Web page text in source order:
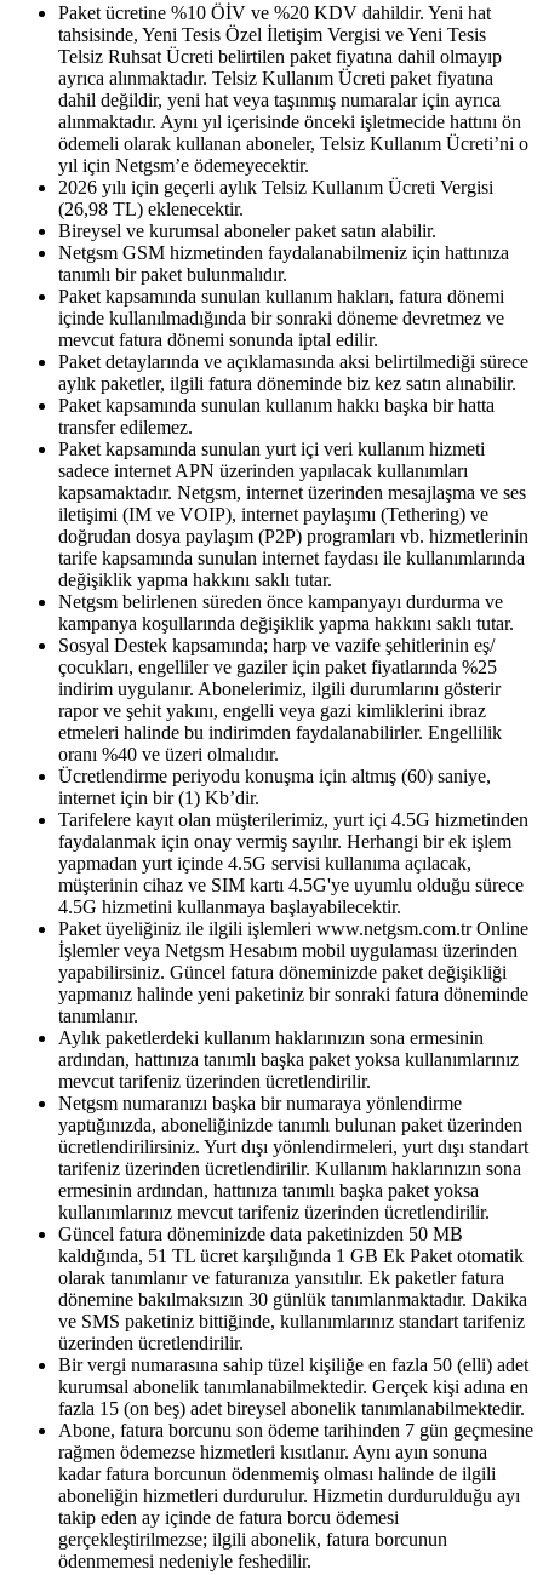
Paket ücretine %10 ÖİV ve %20 KDV dahildir. Yeni hat
tahsisinde, Yeni Tesis Özel İletişim Vergisi ve Yeni Tesis
Telsiz Ruhsat Ücreti belirtilen paket fiyatına dahil olmayıp
ayrıca alınmaktadır. Telsiz Kullanım Ücreti paket fiyatına
dahil değildir, yeni hat veya taşınmış numaralar için ayrıca
alınmaktadır. Aynı yıl içerisinde önceki işletmecide hattını ön
ödemeli olarak kullanan aboneler, Telsiz Kullanım Ücreti’ni o
yıl için Netgsm’e ödemeyecektir.
2026 yılı için geçerli aylık Telsiz Kullanım Ücreti Vergisi
(26,98 TL) eklenecektir.
Bireysel ve kurumsal aboneler paket satın alabilir.
Netgsm GSM hizmetinden faydalanabilmeniz için hattınıza
tanımlı bir paket bulunmalıdır.
Paket kapsamında sunulan kullanım hakları, fatura dönemi
içinde kullanılmadığında bir sonraki döneme devretmez ve
mevcut fatura dönemi sonunda iptal edilir.
Paket detaylarında ve açıklamasında aksi belirtilmediği sürece
aylık paketler, ilgili fatura döneminde biz kez satın alınabilir.
Paket kapsamında sunulan kullanım hakkı başka bir hatta
transfer edilemez.
Paket kapsamında sunulan yurt içi veri kullanım hizmeti
sadece internet APN üzerinden yapılacak kullanımları
kapsamaktadır. Netgsm, internet üzerinden mesajlaşma ve ses
iletişimi (IM ve VOIP), internet paylaşımı (Tethering) ve
doğrudan dosya paylaşım (P2P) programları vb. hizmetlerinin
tarife kapsamında sunulan internet faydası ile kullanımlarında
değişiklik yapma hakkını saklı tutar.
Netgsm belirlenen süreden önce kampanyayı durdurma ve
kampanya koşullarında değişiklik yapma hakkını saklı tutar.
Sosyal Destek kapsamında; harp ve vazife şehitlerinin eş/
çocukları, engelliler ve gaziler için paket fiyatlarında %25
indirim uygulanır. Abonelerimiz, ilgili durumlarını gösterir
rapor ve şehit yakını, engelli veya gazi kimliklerini ibraz
etmeleri halinde bu indirimden faydalanabilirler. Engellilik
oranı %40 ve üzeri olmalıdır.
Ücretlendirme periyodu konuşma için altmış (60) saniye,
internet için bir (1) Kb’dir.
Tarifelere kayıt olan müşterilerimiz, yurt içi 4.5G hizmetinden
faydalanmak için onay vermiş sayılır. Herhangi bir ek işlem
yapmadan yurt içinde 4.5G servisi kullanıma açılacak,
müşterinin cihaz ve SIM kartı 4.5G'ye uyumlu olduğu sürece
4.5G hizmetini kullanmaya başlayabilecektir.
Paket üyeliğiniz ile ilgili işlemleri www.netgsm.com.tr Online
İşlemler veya Netgsm Hesabım mobil uygulaması üzerinden
yapabilirsiniz. Güncel fatura döneminizde paket değişikliği
yapmanız halinde yeni paketiniz bir sonraki fatura döneminde
tanımlanır.
Aylık paketlerdeki kullanım haklarınızın sona ermesinin
ardından, hattınıza tanımlı başka paket yoksa kullanımlarınız
mevcut tarifeniz üzerinden ücretlendirilir.
Netgsm numaranızı başka bir numaraya yönlendirme
yaptığınızda, aboneliğinizde tanımlı bulunan paket üzerinden
ücretlendirilirsiniz. Yurt dışı yönlendirmeleri, yurt dışı standart
tarifeniz üzerinden ücretlendirilir. Kullanım haklarınızın sona
ermesinin ardından, hattınıza tanımlı başka paket yoksa
kullanımlarınız mevcut tarifeniz üzerinden ücretlendirilir.
Güncel fatura döneminizde data paketinizden 50 MB
kaldığında, 51 TL ücret karşılığında 1 GB Ek Paket otomatik
olarak tanımlanır ve faturanıza yansıtılır. Ek paketler fatura
dönemine bakılmaksızın 30 günlük tanımlanmaktadır. Dakika
ve SMS paketiniz bittiğinde, kullanımlarınız standart tarifeniz
üzerinden ücretlendirilir.
Bir vergi numarasına sahip tüzel kişiliğe en fazla 50 (elli) adet
kurumsal abonelik tanımlanabilmektedir. Gerçek kişi adına en
fazla 15 (on beş) adet bireysel abonelik tanımlanabilmektedir.
Abone, fatura borcunu son ödeme tarihinden 7 gün geçmesine
rağmen ödemezse hizmetleri kısıtlanır. Aynı ayın sonuna
kadar fatura borcunun ödenmemiş olması halinde de ilgili
aboneliğin hizmetleri durdurulur. Hizmetin durdurulduğu ayı
takip eden ay içinde de fatura borcu ödemesi
gerçekleştirilmezse; ilgili abonelik, fatura borcunun
ödenmemesi nedeniyle feshedilir.